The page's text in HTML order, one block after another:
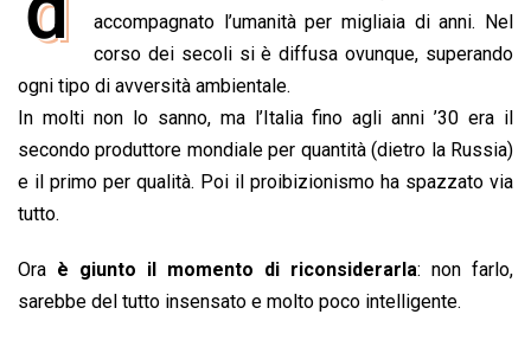
e
o
o
k
t
s
A
p
p
k
e
d
I
n
a
d
s
i
y
L
n
k
n
t
accompagnato l’umanità per migliaia di anni. Nel
corso dei secoli si è diffusa ovunque, superando
ogni tipo di avversità ambientale.
In molti non lo sanno, ma l’Italia fino agli anni ’30 era il
secondo produttore mondiale per quantità (dietro la Russia)
e il primo per qualità. Poi il proibizionismo ha spazzato via
tutto.
Ora è giunto il momento di riconsiderarla: non farlo,
sarebbe del tutto insensato e molto poco intelligente.